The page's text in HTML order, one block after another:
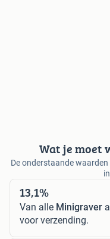
Wat je moet
De onderstaande
13,1%
Van alle Minigraver
voor verzending.